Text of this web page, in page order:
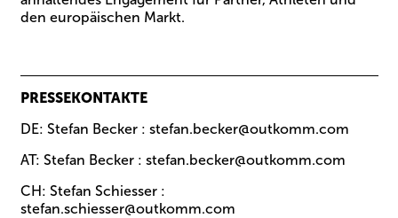
den europäischen Markt.
PRESSEKONTAKTE
DE: Stefan Becker: stefan.becker@outkomm.com
AT: Stefan Becker: stefan.becker@outkomm.com
CH: Stefan Schiesser:
stefan.schiesser@outkomm.com